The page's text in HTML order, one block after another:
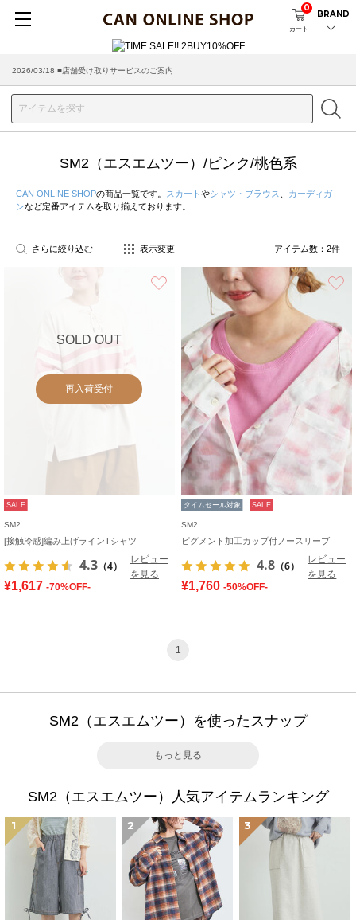
カート
0
BRAND
2026/03/18 ■店舗受け取りサービスのご案内
SM2（エスエムツー）/ピンク/桃色系
CAN ONLINE SHOPの商品一覧です。 スカート やシャツ・ブラウス
カーディガ
ンなど定番アイテムを取り揃えております。
さらに絞り込む 表示変更 アイテム数： 2件
SOLD OUT
再入荷受付
お気に入り
SALE
SM2
[接触冷感]編み上げラインTシャツ
4.3 （4）
レビュー
を見る
¥1,617 -70%OFF-
タイムセール対象 SALE
SM2
ピグメント加工カップ付ノースリーブ
4.8 （6）
レビュー
を見る
¥1,760 -50%OFF-
1
SM2（エスエムツー）を使ったスナップ
もっと見る
SM2（エスエムツー）人気アイテムランキング
1 2 3